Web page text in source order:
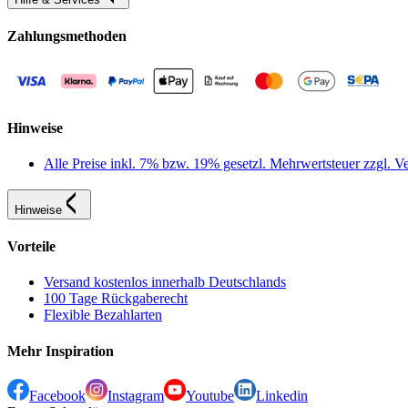
Zahlungsmethoden
Hinweise
Alle Preise inkl. 7% bzw. 19% gesetzl. Mehrwertsteuer zzgl.
Hinweise
Vorteile
Versand kostenlos innerhalb Deutschlands
100 Tage Rückgaberecht
Flexible Bezahlarten
Mehr Inspiration
Facebook Instagram Youtube
Linkedin